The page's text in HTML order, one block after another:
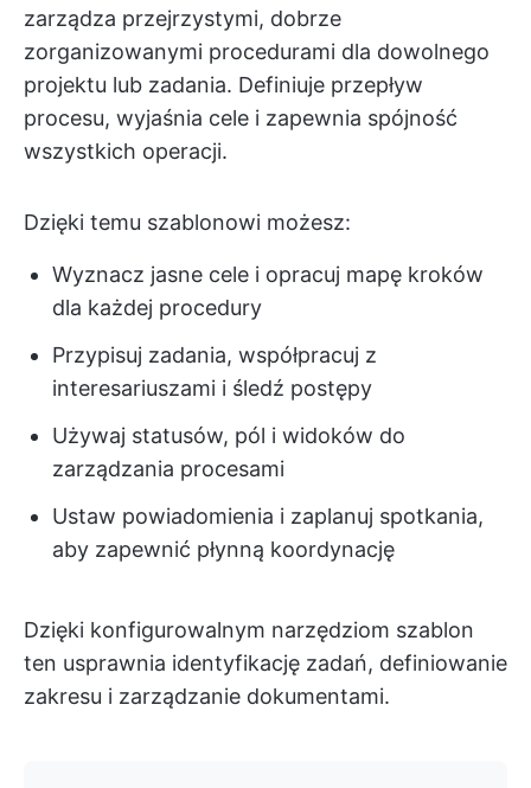
zarządza przejrzystymi, dobrze
zorganizowanymi procedurami dla dowolnego
projektu lub zadania. Definiuje przepływ
procesu, wyjaśnia cele i zapewnia spójność
wszystkich operacji.
Dzięki temu szablonowi możesz:
Wyznacz jasne cele i opracuj mapę kroków
dla każdej procedury
Przypisuj zadania, współpracuj z
interesariuszami i śledź postępy
Używaj statusów, pól i widoków do
zarządzania procesami
Ustaw powiadomienia i zaplanuj spotkania,
aby zapewnić płynną koordynację
Dzięki konfigurowalnym narzędziom szablon
ten usprawnia identyfikację zadań, definiowanie
zakresu i zarządzanie dokumentami.